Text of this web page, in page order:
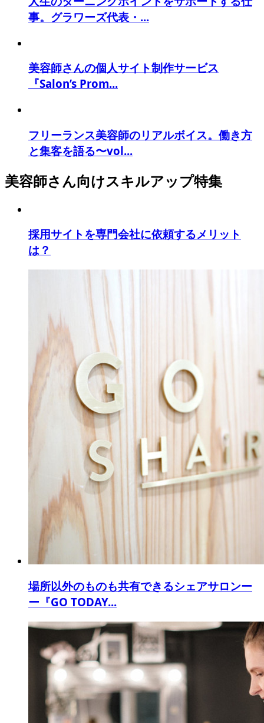
事。グラワーズ代表・...
美容師さんの個人サイト制作サービス
『Salon’s Prom...
フリーランス美容師のリアルボイス。働き方
と集客を語る〜vol...
美容師さん向けスキルアップ特集
採用サイトを専門会社に依頼するメリット
は？
場所以外のものも共有できるシェアサロンー
ー『GO TODAY...